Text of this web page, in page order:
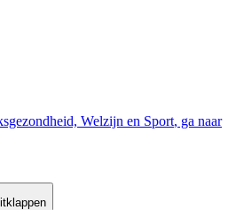
Welzijn en Sport, ga naar